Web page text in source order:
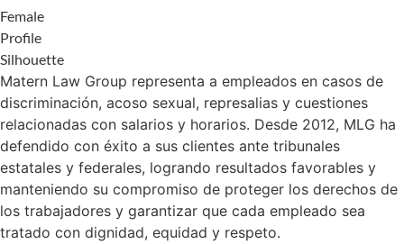
Matern Law Group representa a empleados en casos de
discriminación, acoso sexual, represalias y cuestiones
relacionadas con salarios y horarios. Desde 2012, MLG ha
defendido con éxito a sus clientes ante tribunales
estatales y federales, logrando resultados favorables y
manteniendo su compromiso de proteger los derechos de
los trabajadores y garantizar que cada empleado sea
tratado con dignidad, equidad y respeto.